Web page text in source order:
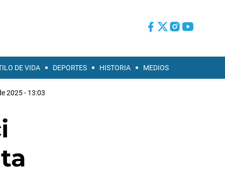
DE VIDA DEPORTES HISTORIA MEDIOS
2025 - 13:03